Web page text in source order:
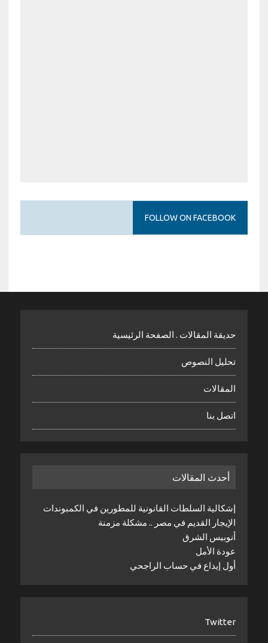
FOLLOW ON FACEBOOK
حديقة المقالات . الصفحة الرئيسية
تحليل النصوص
المقالات
اتصل بنا
أحدث المقالات
إشكالية السلطات القانونية للمطورين في الكمبوندات
الإيجار القديم في مصر .. مشكلة مزمنة
أنوبيس الشرق
عودة الأمل
أول إيداع في حساب الراجحي
Twitter